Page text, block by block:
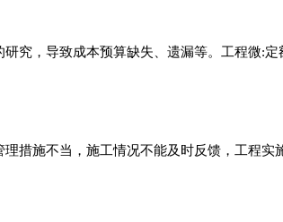
究，导致成本预算缺失、遗漏等。工程微:
措施不当，施工情况不能及时反馈，工程